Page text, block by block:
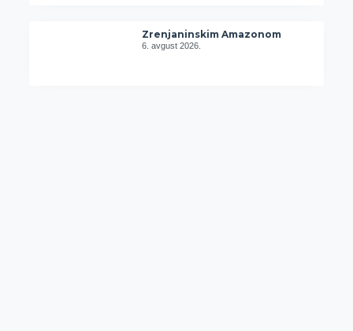
Zrenjaninskim Amazonom
6. avgust 2026.